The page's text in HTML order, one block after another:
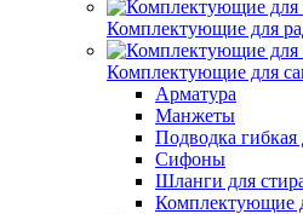
Комплектующие для
Комплектующие для
Арматура
Манжеты
Подводка гибкая
Сифоны
Шланги для
Комплектующие